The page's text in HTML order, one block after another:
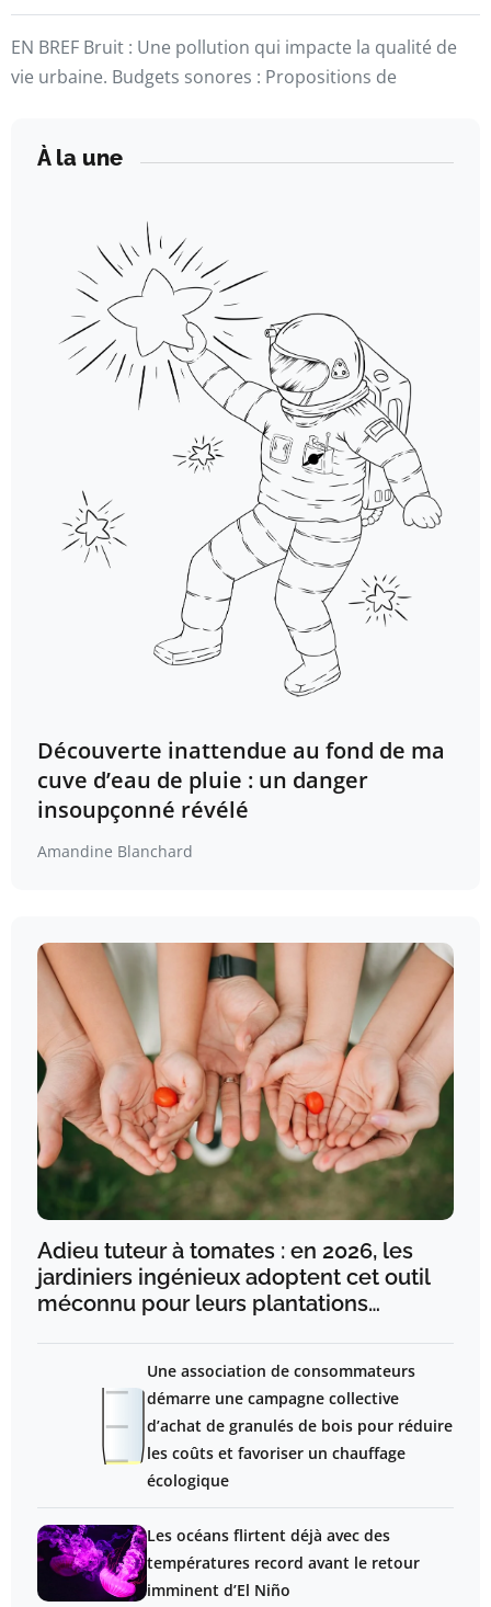
EN BREF Bruit : Une pollution qui impacte la qualité de
vie urbaine. Budgets sonores : Propositions de
À la une
Découverte inattendue au fond de ma
cuve d’eau de pluie : un danger
insoupçonné révélé
Amandine Blanchard
Adieu tuteur à tomates : en 2026, les
jardiniers ingénieux adoptent cet outil
méconnu pour leurs plantations…
Une association de consommateurs
démarre une campagne collective
d’achat de granulés de bois pour réduire
les coûts et favoriser un chauffage
écologique
Les océans flirtent déjà avec des
températures record avant le retour
imminent d’El Niño